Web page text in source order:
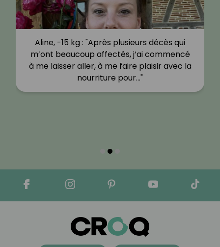
Aline, -15 kg : "Après plusieurs décès qui
m’ont beaucoup affectés, j’ai commencé
à me laisser aller, à me faire plaisir avec la
nourriture pour…"